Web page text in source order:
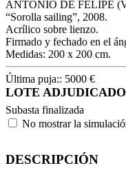
ANTONIO DE FELIPE
“Sorolla sailing”, 2008.
Acrílico sobre lienzo.
Firmado y fechado en el
Medidas: 200 x 200 cm.
Última puja:: 5000 €
LOTE ADJUDICADO
Subasta finalizada
No mostrar la
DESCRIPCIÓN